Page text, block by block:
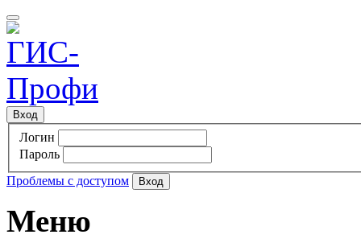
Вход
Логин
Пароль
Проблемы с доступом
Меню